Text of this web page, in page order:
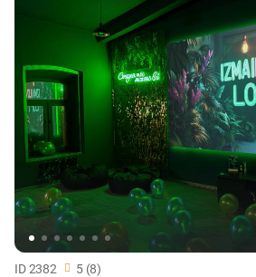
ID 2382 5 (8)